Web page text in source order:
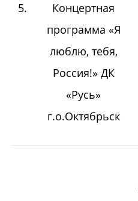
5.
Концертная
программа «Я
люблю, тебя,
Россия!» ДК
«Русь»
г.о.Октябрьск